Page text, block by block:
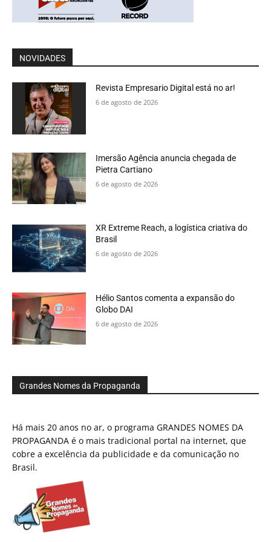
NOVIDADES
Revista Empresario Digital está no ar!
6 de agosto de 2026
Imersão Agência anuncia chegada de
Pietra Cartiano
6 de agosto de 2026
XR Extreme Reach, a logística criativa do
Brasil
6 de agosto de 2026
Hélio Santos comenta a expansão do
Globo DAI
6 de agosto de 2026
Grandes Nomes da Propaganda
Há mais 20 anos no ar, o programa GRANDES NOMES DA
PROPAGANDA é o mais tradicional portal na internet, que
cobre a excelência da publicidade e da comunicação no
Brasil.